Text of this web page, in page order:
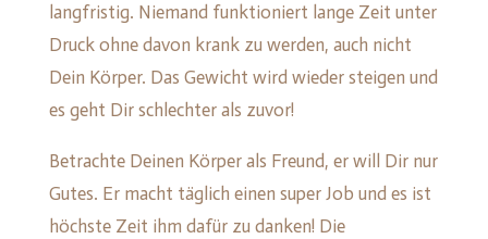
langfristig. Niemand funktioniert lange Zeit unter
Druck ohne davon krank zu werden, auch nicht
Dein Körper. Das Gewicht wird wieder steigen und
es geht Dir schlechter als zuvor!
Betrachte Deinen Körper als Freund, er will Dir nur
Gutes. Er macht täglich einen super Job und es ist
höchste Zeit ihm dafür zu danken! Die